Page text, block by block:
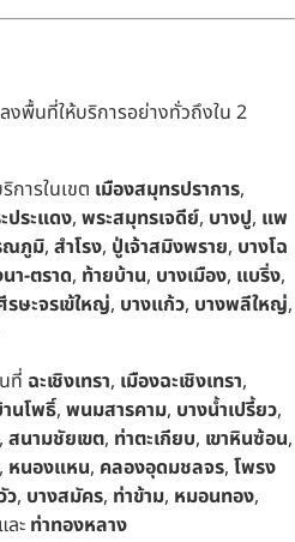
งพื้นที่ให้บริการอย่างทั่วถึงใน 2
การในเขต เมืองสมุทรปราการ,
ประแดง, พระสมุทรเจดีย์, บางปู, แพ
ณภูมิ, สำโรง, ปู่เจ้าสมิงพราย, บางโฉ
า-ตราด, ท้ายบ้าน, บางเมือง, แบริ่ง,
รษะจรเข้ใหญ่, บางแก้ว, บางพลีใหญ่,
ที่ ฉะเชิงเทรา, เมืองฉะเชิงเทรา,
นโพธิ์, พนมสารคาม, บางน้ำเปรี้ยว,
, สนามชัยเขต, ท่าตะเกียบ, เขาหินซ้อน,
, หนองแหน, คลองอุดมชลจร, โพรง
ว, บางสมัคร, ท่าข้าม, หมอนทอง,
และ ท่าทองหลาง